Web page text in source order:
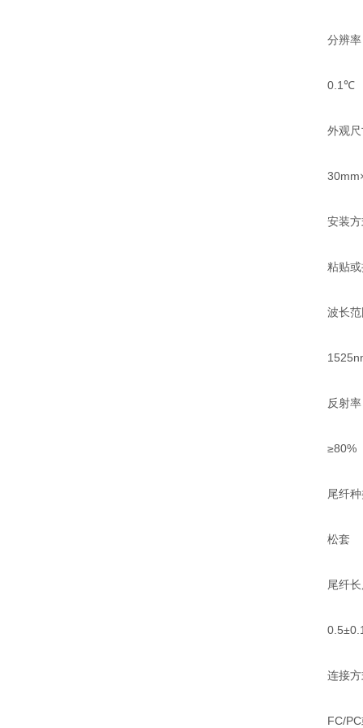
分辨率
0.1℃
外观尺
安装方
粘贴或
波长范
反射率
≥80%
尾纤种
松套
尾纤长
连接方
FC/PC